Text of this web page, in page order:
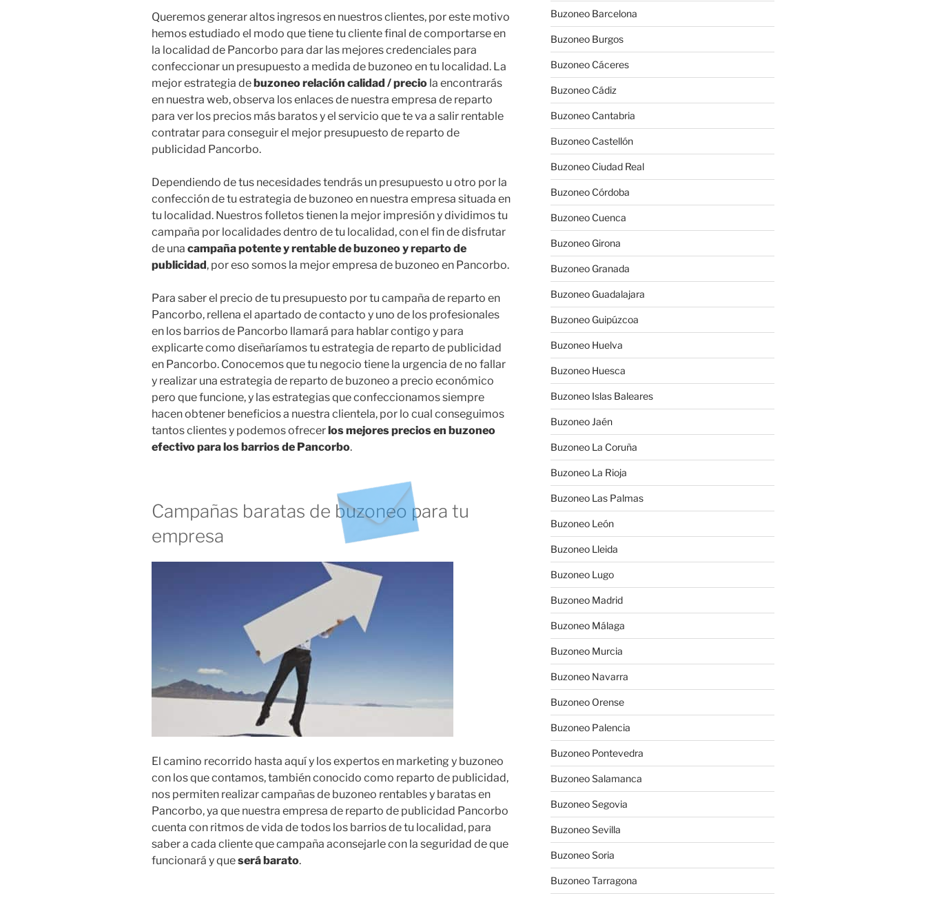
Queremos generar altos ingresos en nuestros clientes, por este motivo
hemos estudiado el modo que tiene tu cliente final de comportarse en
la localidad de Pancorbo para dar las mejores credenciales para
confeccionar un presupuesto a medida de buzoneo en tu localidad. La
mejor estrategia debuzoneo relación calidad / precio la encontrarás
en nuestra web, observa los enlaces de nuestra empresa de reparto
para ver los precios más baratos y el servicio que te va a salir rentable
contratar para conseguir el mejor presupuesto de reparto de
publicidad Pancorbo.
Dependiendo de tus necesidades tendrás un presupuesto u otro por la
confección de tu estrategia de buzoneo en nuestra empresa situada en
tu localidad. Nuestros folletos tienen la mejor impresión y dividimos tu
campaña por localidades dentro de tu localidad, con el fin de disfrutar
de una campaña potente y rentable de buzoneo y reparto de
publicidad, por eso somos la mejor empresa de buzoneo en Pancorbo.
Para saber el precio de tu presupuesto por tu campaña de reparto en
Pancorbo, rellena el apartado de contacto y uno de los profesionales
en los barrios de Pancorbo llamará para hablar contigo y para
explicarte como diseñaríamos tu estrategia de reparto de publicidad
en Pancorbo. Conocemos que tu negocio tiene la urgencia de no fallar
y realizar una estrategia de reparto de buzoneo a precio económico
pero que funcione, y las estrategias que confeccionamos siempre
hacen obtener beneficios a nuestra clientela, por lo cual conseguimos
tantos clientes y podemos ofrecerlos mejores precios en buzoneo
efectivo para los barrios de Pancorbo.
Campañas baratas de buzoneo para tu
empresa
El camino recorrido hasta aquí y los expertos en marketing y buzoneo
con los que contamos, también conocido como reparto de publicidad,
nos permiten realizar campañas de buzoneo rentables y baratas en
Pancorbo, ya que nuestra empresa de reparto de publicidad Pancorbo
cuenta con ritmos de vida de todos los barrios de tu localidad, para
saber a cada cliente que campaña aconsejarle con la seguridad de que
funcionará y queserá barato.
Buzoneo Barcelona
Buzoneo Burgos
Buzoneo Cáceres
Buzoneo Cádiz
Buzoneo Cantabria
Buzoneo Castellón
Buzoneo Ciudad Real
Buzoneo Córdoba
Buzoneo Cuenca
Buzoneo Girona
Buzoneo Granada
Buzoneo Guadalajara
Buzoneo Guipúzcoa
Buzoneo Huelva
Buzoneo Huesca
Buzoneo Islas Baleares
Buzoneo Jaén
Buzoneo La Coruña
Buzoneo La Rioja
Buzoneo Las Palmas
Buzoneo León
Buzoneo Lleida
Buzoneo Lugo
Buzoneo Madrid
Buzoneo Málaga
Buzoneo Murcia
Buzoneo Navarra
Buzoneo Orense
Buzoneo Palencia
Buzoneo Pontevedra
Buzoneo Salamanca
Buzoneo Segovia
Buzoneo Sevilla
Buzoneo Soria
Buzoneo Tarragona